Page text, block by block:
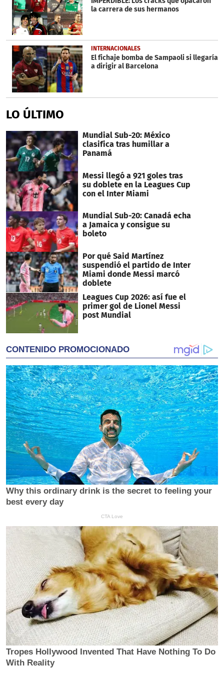
la carrera de sus hermanos
INTERNACIONALES
El fichaje bomba de Sampaoli si llegaría
a dirigir al Barcelona
LO ÚLTIMO
Mundial Sub-20: México
clasifica tras humillar a
Panamá
Messi llegó a 921 goles tras
su doblete en la Leagues Cup
con el Inter Miami
Mundial Sub-20: Canadá echa
a Jamaica y consigue su
boleto
Por qué Said Martínez
suspendió el partido de Inter
Miami donde Messi marcó
doblete
Leagues Cup 2026: así fue el
primer gol de Lionel Messi
post Mundial